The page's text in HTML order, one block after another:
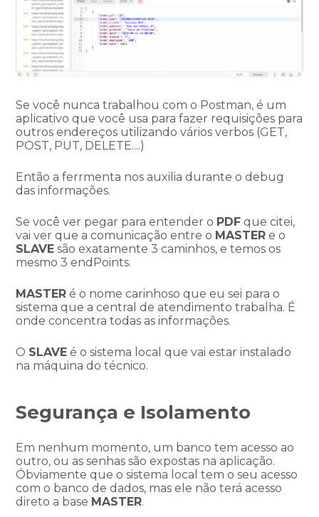
Se você nunca trabalhou com o Postman, é um
aplicativo que você usa para fazer requisições para
outros endereços utilizando vários verbos (GET,
POST, PUT, DELETE....)
Então a ferrmenta nos auxilia durante o debug
das informações.
Se você ver pegar para entender o PDF que citei,
vai ver que a comunicação entre o MASTER e o
SLAVE são exatamente 3 caminhos, e temos os
mesmo 3 endPoints.
MASTER é o nome carinhoso que eu sei para o
sistema que a central de atendimento trabalha. É
onde concentra todas as informações.
O SLAVE é o sistema local que vai estar instalado
na máquina do técnico.
Segurança e Isolamento
Em nenhum momento, um banco tem acesso ao
outro, ou as senhas são expostas na aplicação.
Óbviamente que o sistema local tem o seu acesso
com o banco de dados, mas ele não terá acesso
direto a base MASTER.